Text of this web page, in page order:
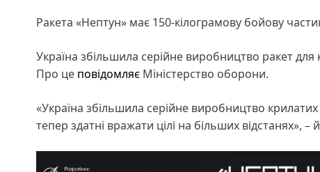
Ракета «Нептун» має 150-кілограмову бойову
Україна збільшила серійне виробництво ракет
Про це повідомляє Міністерство оборони.
«Україна збільшила серійне виробництво
тепер здатні вражати цілі на більших відстанях», –